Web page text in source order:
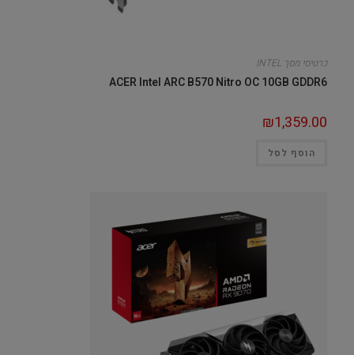
כרטיסי מסך INTEL
ACER Intel ARC B570 Nitro OC 10GB GDDR6
₪1,359.00
הוסף לסל